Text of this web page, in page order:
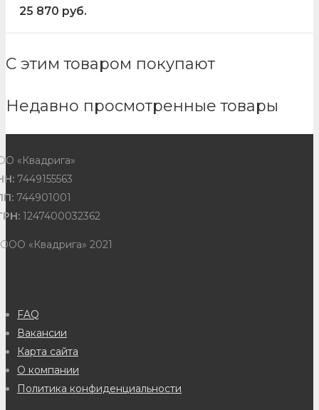
25 870 руб.
С этим товаром покупают
Недавно просмотренные товары
«Квадрига»
7449155563
744901001
1247400032362
«Квадрига» 2021
FAQ
Вакансии
Карта сайта
О компании
Политика конфиденциальности